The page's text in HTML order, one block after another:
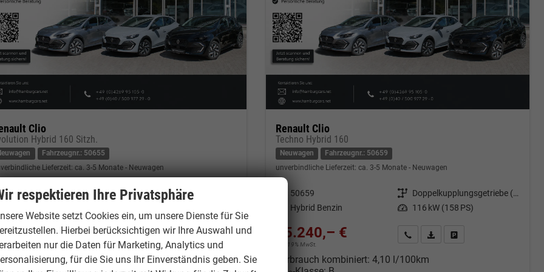
Clio
Hybrid 160 Sitzh.
Fahrzeugnr.: 50655
Lieferzeit: ca. 3-5 Monate Neuwagen
50655 Getriebe
€
19% MwSt.
Kontakt & Angebot anfordern
PDF-Datei, Fahrzeugexposé drucken
Fahrzeug merken/Expose drucken
kombiniert:4,10 l/100km
Renault Clio
Techno Hybrid 160
Neuwagen
Fahrzeugnr.: 50659
unverbindliche Lieferzeit: ca. 3-5 Monate Neuwagen
50659 Getriebe
Doppelkupplungsgetriebe (DSG)
Hybrid Benzin Leistung 116 kW (158 PS)
25.240,– €
incl. 19% MwSt.
Kontakt & Angebot anfordern
PDF-Datei, Fahrzeugexposé
Fahrzeug merken/Expose
Verbrauch kombiniert: 4,10 l/100km
respektieren Ihre Privatsphäre
Website setzt Cookies ein, um unsere Dienste für Sie
Hierbei berücksichtigen wir Ihre Auswahl und
nur die Daten für Marketing, Analytics und
für die Sie uns Ihr Einverständnis geben. Sie